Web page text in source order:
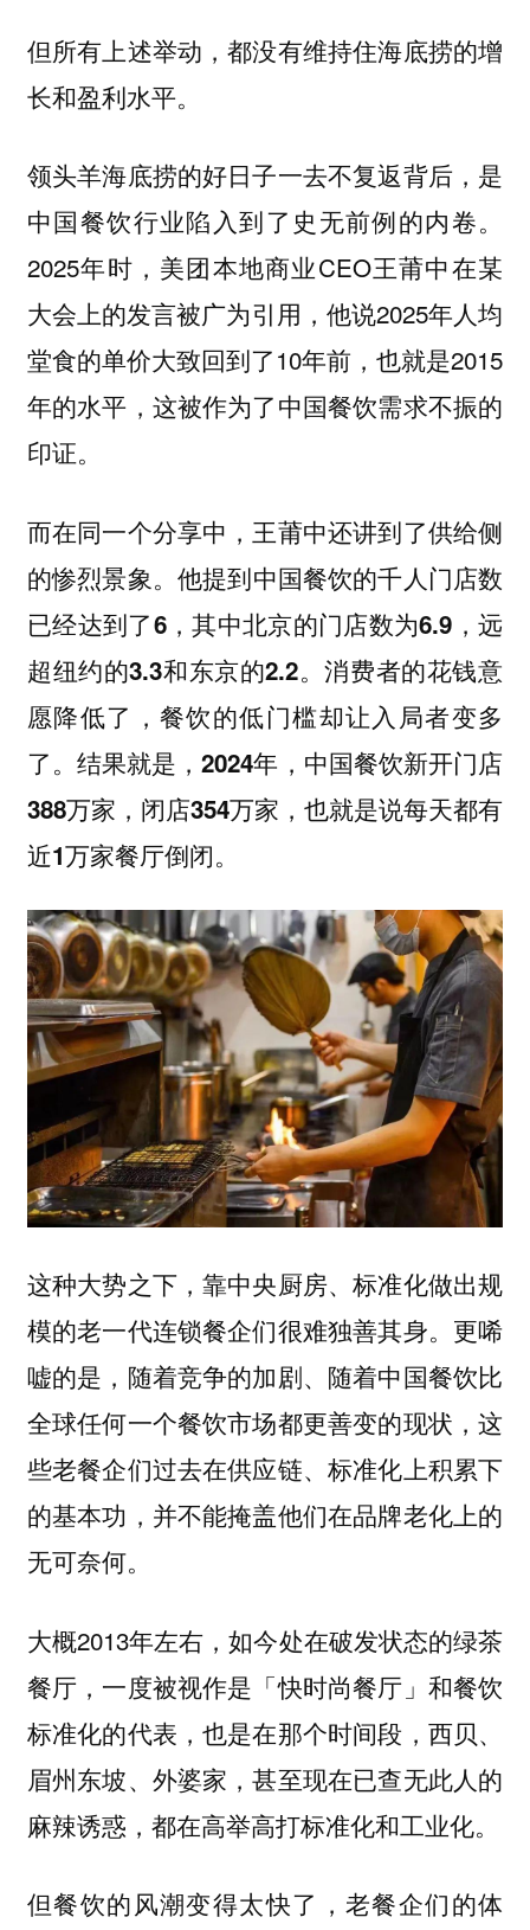
但所有上述举动，都没有维持住海底捞的增
长和盈利水平。
领头羊海底捞的好日子一去不复返背后，是
中国餐饮行业陷入到了史无前例的内卷。
2025年时，美团本地商业CEO王莆中在某
大会上的发言被广为引用，他说2025年人均
堂食的单价大致回到了10年前，也就是2015
年的水平，这被作为了中国餐饮需求不振的
印证。
而在同一个分享中，王莆中还讲到了供给侧
的惨烈景象。 他提到中国餐饮的千人门店数
已经达到了6，其中北京的门店数为6.9，远
超纽约的3.3和东京的2.2。消费者的花钱意
愿降低了，餐饮的低门槛却让入局者变多
了。结果就是，2024年，中国餐饮新开门店
388万家，闭店354万家，也就是说每天都有
近1万家餐厅倒闭。
这种大势之下，靠中央厨房、标准化做出规
模的老一代连锁餐企们很难独善其身。更唏
嘘的是，随着竞争的加剧、随着中国餐饮比
全球任何一个餐饮市场都更善变的现状，这
些老餐企们过去在供应链、标准化上积累下
的基本功，并不能掩盖他们在品牌老化上的
无可奈何。
大概2013年左右，如今处在破发状态的绿茶
餐厅，一度被视作是「快时尚餐厅」和餐饮
标准化的代表，也是在那个时间段，西贝、
眉州东坡、外婆家，甚至现在已查无此人的
麻辣诱惑，都在高举高打标准化和工业化。
但餐饮的风潮变得太快了，老餐企们的体